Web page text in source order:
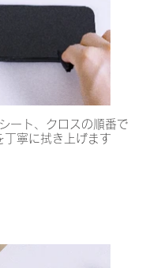
ート、クロスの順番で
丁寧に拭き上げます